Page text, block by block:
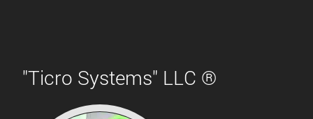
"Ticro Systems" LLC ®